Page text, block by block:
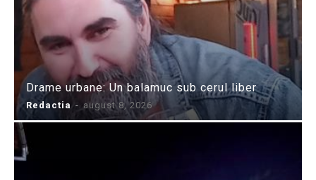
Drame urbane: Un balamuc sub cerul liber
Redactia - august 8, 2026